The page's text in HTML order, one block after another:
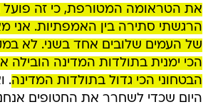
את הטראומה המטורפת, כי זה פועל
הרגשתי סתירה בין האמפתיות. אני
של העמים שלובים אחד בשני. לא
הכי ימנית בתולדות המדינה הובילה
הבטחוני הכי גדול בתולדות המדינה.
היום שכדי לשחרר את החטופים